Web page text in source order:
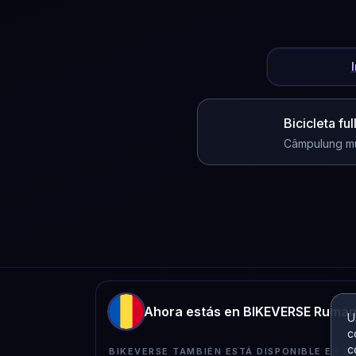
Bicicleta
Câmpulung
Ahora estás en BIKEVERSE
BIKEVERSE TAMBIÉN ESTÁ DISPONIBLE EN